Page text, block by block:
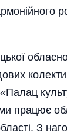
працює
З